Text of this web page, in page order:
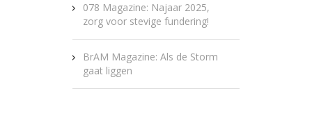
078 Magazine: Najaar 2025,
zorg voor stevige fundering!
BrAM Magazine: Als de Storm
gaat liggen